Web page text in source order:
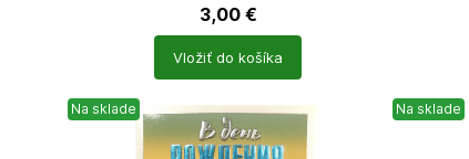
3,00 €
Vložiť do košíka
Na sklade Na sklade